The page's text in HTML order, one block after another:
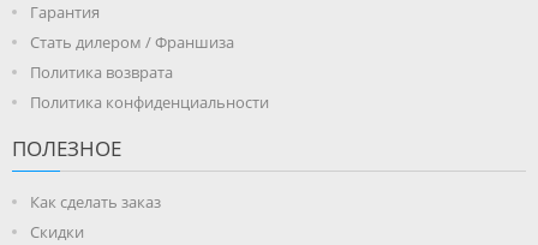
Гарантия
Стать дилером / Франшиза
Политика возврата
Политика конфиденциальности
ПОЛЕЗНОЕ
Как сделать заказ
Скидки